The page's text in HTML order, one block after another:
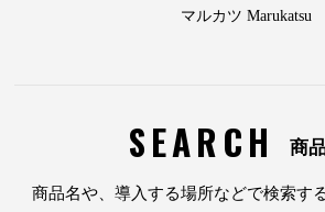
マルカツ Marukatsu
SEARCH 商
商品名や、導入する場所などで検索す